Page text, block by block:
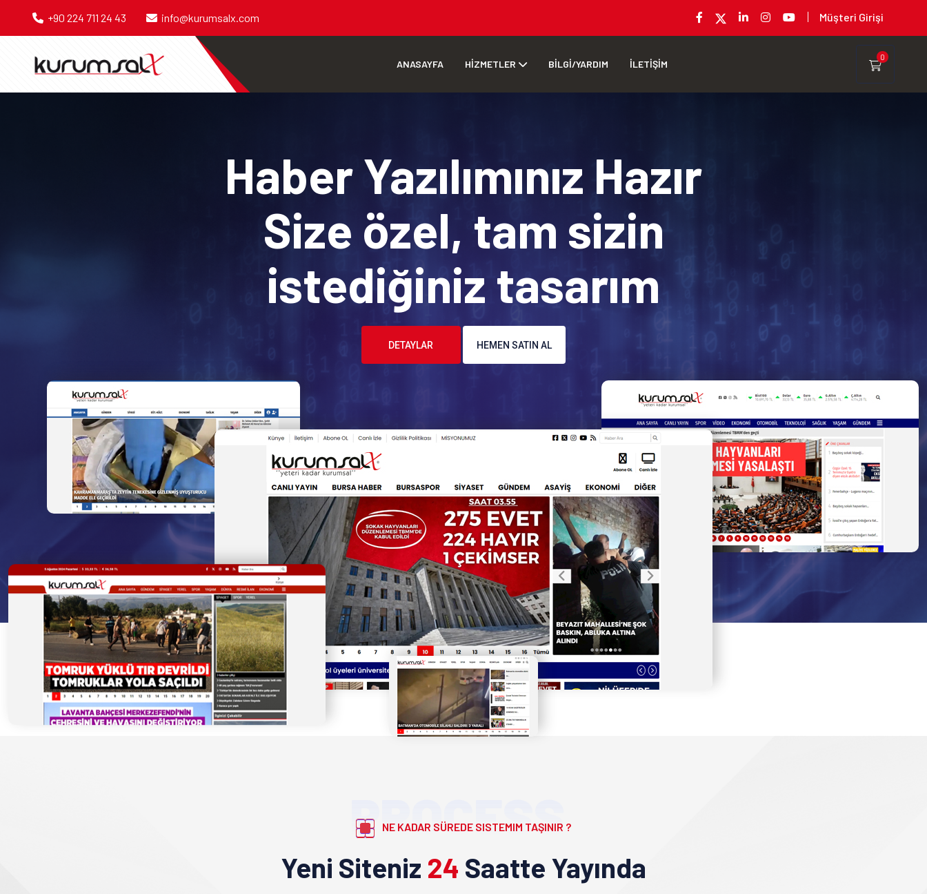
+90 224 711 24 43 info@kurumsalx.com Müşteri Girişi
ANASAYFA HİZMETLER BİLGİ/YARDIM İLETİŞİM
0
Haber Yazılımınız Hazır
Size özel, tam sizin
istediğiniz tasarım
DETAYLAR HEMEN SATIN AL
PROCESS
NE KADAR SÜREDE SISTEMIM TAŞINIR ?
Yeni Siteniz 24 Saatte Yayında